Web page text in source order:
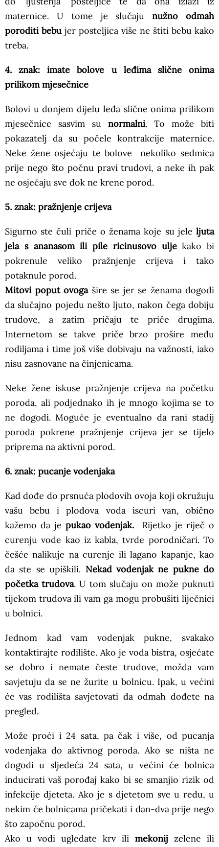
maternice. U tome je slučajunužno odmah
poroditi bebu jer posteljica više ne štiti bebu kako
treba.
4. znak: imate bolove u leđima slične onima
prilikom mjesečnice
Bolovi u donjem dijelu leđa slične onima prilikom
mjesečnice sasvim su normalni. To može biti
pokazatelj da su počele kontrakcije maternice.
Neke žene osjećaju te bolove nekoliko sedmica
prije nego što počnu pravi trudovi, a neke ih pak
ne osjećaju sve dok ne krene porod.
5. znak: pražnjenje crijeva
Sigurno ste čuli priče o ženama koje su jele ljuta
jela s ananasom ili pile ricinusovo uljekako bi
pokrenule veliko pražnjenje crijeva i tako
potaknule porod.
Mitovi poput ovogašire se jer se ženama dogodi
da slučajno pojedu nešto ljuto, nakon čega dobiju
trudove, a zatim pričaju te priče drugima.
Internetom se takve priče brzo prošire među
rodiljama i time još više dobivaju na važnosti, iako
nisu zasnovane na činjenicama.
Neke žene iskuse pražnjenje crijeva na početku
poroda, ali podjednako ih je mnogo kojima se to
ne dogodi. Moguće je eventualno da rani stadij
poroda pokrene pražnjenje crijeva jer se tijelo
priprema na aktivni porod.
6. znak: pucanje vodenjaka
Kad dođe do prsnuća plodovih ovoja koji okružuju
vašu bebu i plodova voda iscuri van, obično
kažemo da jepukao vodenjak.
Rijetko je riječ o
curenju vode kao iz kabla, tvrde porodničari. To
češće nalikuje na curenje ili lagano kapanje, kao
da ste se upiškili. Nekad vodenjak ne pukne do
početka trudova. U tom slučaju on može puknuti
tijekom trudova ili vam ga mogu probušiti liječnici
u bolnici.
Jednom kad vam vodenjak pukne, svakako
kontaktirajte rodilište. Ako je voda bistra, osjećate
se dobro i nemate česte trudove, možda vam
savjetuju da se ne žurite u bolnicu. Ipak, u većini
će vas rodilišta savjetovati da odmah dođete na
pregled.
Može proći i 24 sata, pa čak i više, od pucanja
vodenjaka do aktivnog poroda. Ako se ništa ne
dogodi u sljedeća 24 sata, u većini će bolnica
inducirati vaš porođaj kako bi se smanjio rizik od
infekcije djeteta. Ako je s djetetom sve u redu, u
nekim će bolnicama pričekati i dan-dva prije nego
što započnu porod.
Ako u vodi ugledate krv ili mekonij zelene ili